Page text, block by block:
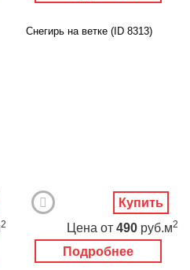
2
Снегирь на ветке (ID 8313)
Подробнее
Цена от 490 руб.м2
Купить